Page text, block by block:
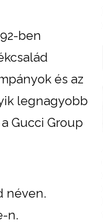
ben
és az
legnagyobb
Gucci Group
néven.
n.